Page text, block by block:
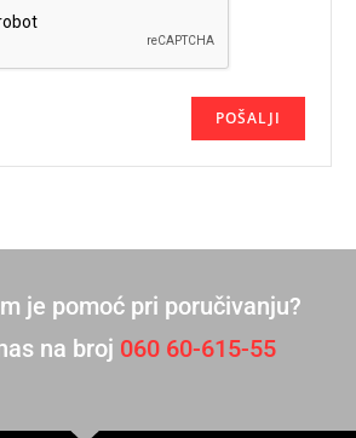
je pomoć pri poručivanju?
na broj 060 60-615-55